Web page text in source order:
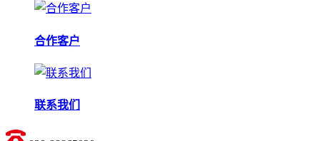
合作客户
联系我们